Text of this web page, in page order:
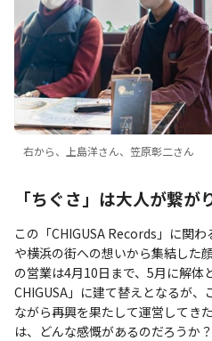
右から、上島洋さん、笠原彰二さん
「ちぐさ」は大人が繋が
この「CHIGUSA Records」に関
や横浜の街への想いから集結した
の営業は4月10日まで、5月に解
CHIGUSA」に建て替えとなるが
ながら再興を果たして運営してき
は、どんな感慨があるのだろうか？